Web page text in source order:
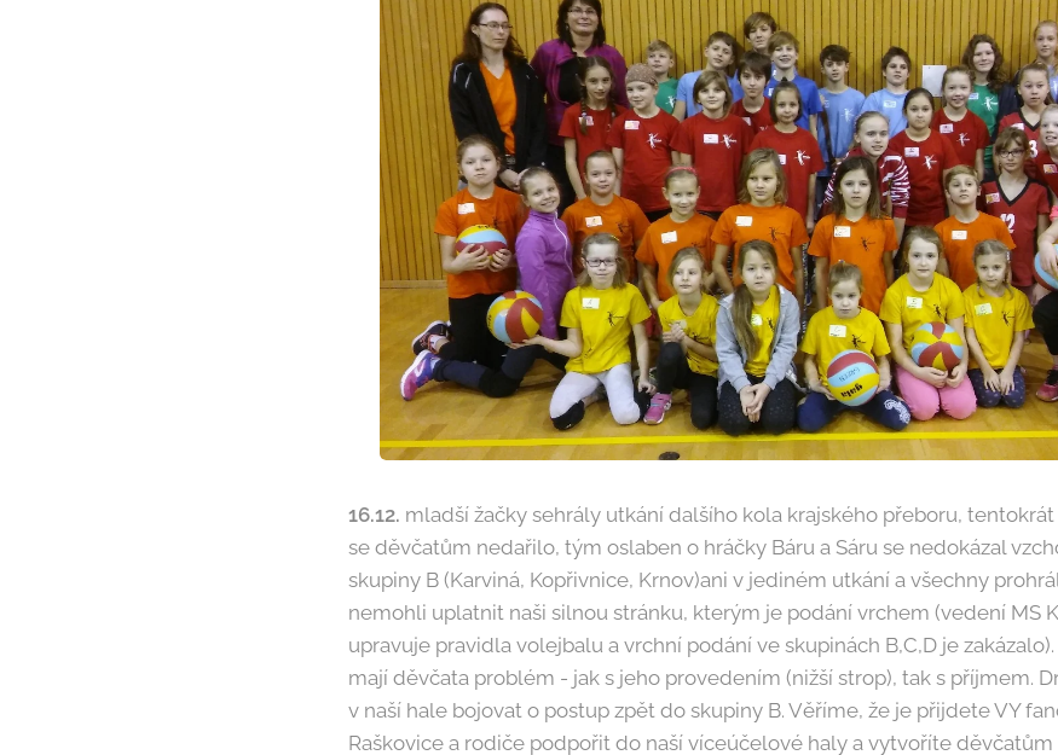
16.12. mladší žačky sehrály utkání dalšího kola krajského přeboru, tentokrát
se děvčatům nedařilo, tým oslaben o hráčky Báru a Sáru se nedokázal
skupiny B (Karviná, Kopřivnice, Krnov)ani v jediném utkání a všechny
nemohli uplatnit naši silnou stránku, kterým je podání vrchem (vedení MS
upravuje pravidla volejbalu a vrchní podání ve skupinách B,C,D je
mají děvčata problém - jak s jeho provedením (nižší strop), tak s příjmem.
v naší hale bojovat o postup zpět do skupiny B. Věříme, že je přijdete VY
Raškovice a rodiče podpořit do naší víceúčelové haly a vytvoříte